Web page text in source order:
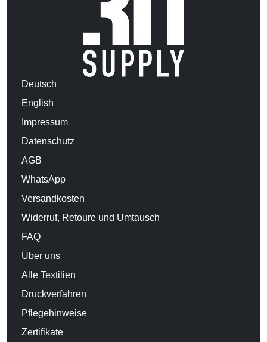
Deutsch
English
Impressum
Datenschutz
AGB
WhatsApp
Versandkosten
Widerruf, Retoure und Umtausch
FAQ
Über uns
Alle Textilien
Druckverfahren
Pflegehinweise
Zertifikate